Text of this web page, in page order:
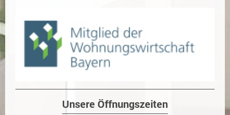
Unsere Öffnungszeiten